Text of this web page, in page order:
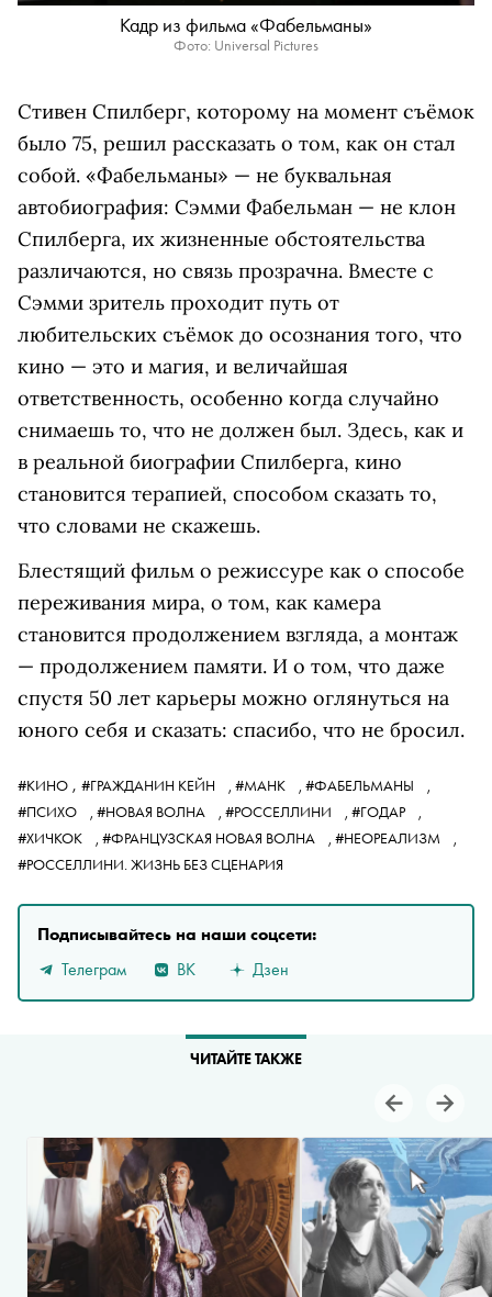
Кадр из фильма «Фабельманы»
Фото: Universal Pictures
Стивен Спилберг, которому на момент съёмок
было 75, решил рассказать о том, как он стал
собой. «Фабельманы» — не буквальная
автобиография: Сэмми Фабельман — не клон
Спилберга, их жизненные обстоятельства
различаются, но связь прозрачна. Вместе с
Сэмми зритель проходит путь от
любительских съёмок до осознания того, что
кино — это и магия, и величайшая
ответственность, особенно когда случайно
снимаешь то, что не должен был. Здесь, как и
в реальной биографии Спилберга, кино
становится терапией, способом сказать то,
что словами не скажешь.
Блестящий фильм о режиссуре как о способе
переживания мира, о том, как камера
становится продолжением взгляда, а монтаж
— продолжением памяти. И о том, что даже
спустя 50 лет карьеры можно оглянуться на
юного себя и сказать: спасибо, что не бросил.
#КИНО , #ГРАЖДАНИН КЕЙН , #МАНК , #ФАБЕЛЬМАНЫ
,
#ПСИХО
, #НОВАЯ ВОЛНА , #РОССЕЛЛИНИ , #ГОДАР
,
#ХИЧКОК
, #ФРАНЦУЗСКАЯ НОВАЯ ВОЛНА , #НЕОРЕАЛИЗМ
,
#РОССЕЛЛИНИ. ЖИЗНЬ БЕЗ СЦЕНАРИЯ
Подписывайтесь на наши соцсети:
Телеграм
ВК Дзен
ЧИТАЙТЕ ТАКЖЕ